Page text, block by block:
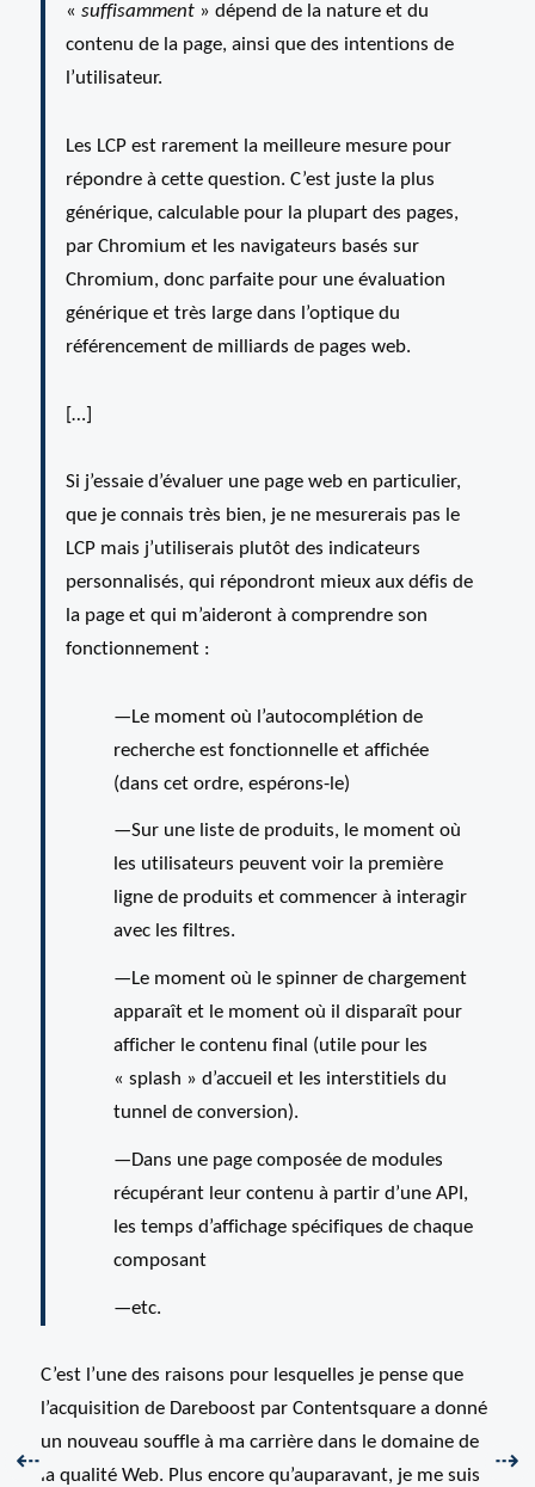
« suffisamment» dépend de la nature et du
contenu de la page, ainsi que des intentions de
l’utilisateur.
Les LCP est rarement la meilleure mesure pour
répondre à cette question. C’est juste la plus
générique, calculable pour la plupart des pages,
par Chromium et les navigateurs basés sur
Chromium, donc parfaite pour une évaluation
générique et très large dans l’optique du
référencement de milliards de pages web.
[…]
Si j’essaie d’évaluer une page web en particulier,
que je connais très bien, je ne mesurerais pas le
LCP mais j’utiliserais plutôt des indicateurs
personnalisés, qui répondront mieux aux défis de
la page et qui m’aideront à comprendre son
fonctionnement :
Le moment où l’autocomplétion de
recherche est fonctionnelle et affichée
(dans cet ordre, espérons-le)
Sur une liste de produits, le moment où
les utilisateurs peuvent voir la première
ligne de produits et commencer à interagir
avec les filtres.
Le moment où le spinner de chargement
apparaît et le moment où il disparaît pour
afficher le contenu final (utile pour les
« splash » d’accueil et les interstitiels du
tunnel de conversion).
Dans une page composée de modules
récupérant leur contenu à partir d’une API,
les temps d’affichage spécifiques de chaque
composant
etc.
C’est l’une des raisons pour lesquelles je pense que
l’acquisition de Dareboost par Contentsquare a donné
un nouveau souffle à ma carrière dans le domaine de
la qualité Web. Plus encore qu’auparavant, je me suis
Précédent :
⇠ ⇢